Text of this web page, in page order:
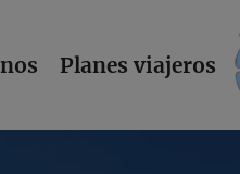
Planes viajeros